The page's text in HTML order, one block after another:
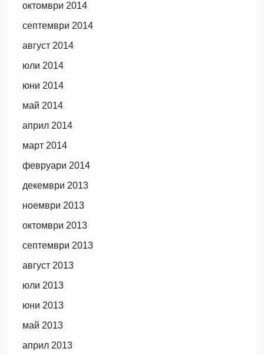
октомври 2014
септември 2014
август 2014
юли 2014
юни 2014
май 2014
април 2014
март 2014
февруари 2014
декември 2013
ноември 2013
октомври 2013
септември 2013
август 2013
юли 2013
юни 2013
май 2013
април 2013